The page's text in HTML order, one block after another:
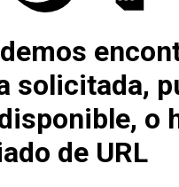
solicitada,
o
de URL